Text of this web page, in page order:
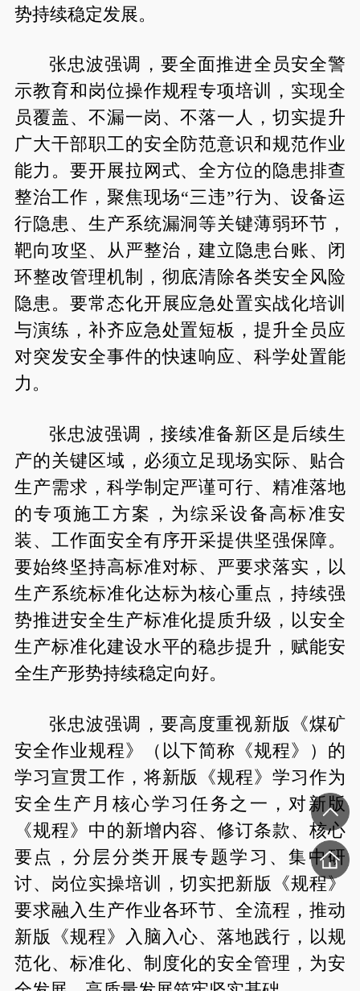
势持续稳定发展。
张忠波强调，要全面推进全员安全警
示教育和岗位操作规程专项培训，实现全
员覆盖、不漏一岗、不落一人，切实提升
广大干部职工的安全防范意识和规范作业
能力。要开展拉网式、全方位的隐患排查
整治工作，聚焦现场“三违”行为、设备运
行隐患、生产系统漏洞等关键薄弱环节，
靶向攻坚、从严整治，建立隐患台账、闭
环整改管理机制，彻底清除各类安全风险
隐患。要常态化开展应急处置实战化培训
与演练，补齐应急处置短板，提升全员应
对突发安全事件的快速响应、科学处置能
力。
张忠波强调，接续准备新区是后续生
产的关键区域，必须立足现场实际、贴合
生产需求，科学制定严谨可行、精准落地
的专项施工方案，为综采设备高标准安
装、工作面安全有序开采提供坚强保障。
要始终坚持高标准对标、严要求落实，以
生产系统标准化达标为核心重点，持续强
势推进安全生产标准化提质升级，以安全
生产标准化建设水平的稳步提升，赋能安
全生产形势持续稳定向好。
张忠波强调，要高度重视新版《煤矿
安全作业规程》（以下简称《规程》）的
学习宣贯工作，将新版《规程》学习作为
安全生产月核心学习任务之一，对新版
《规程》中的新增内容、修订条款、核心
要点，分层分类开展专题学习、集中研
讨、岗位实操培训，切实把新版《规程》
要求融入生产作业各环节、全流程，推动
新版《规程》入脑入心、落地践行，以规
范化、标准化、制度化的安全管理，为安